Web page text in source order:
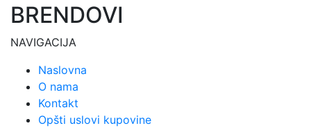
BRENDOVI
NAVIGACIJA
Naslovna
O nama
Kontakt
Opšti uslovi kupovine